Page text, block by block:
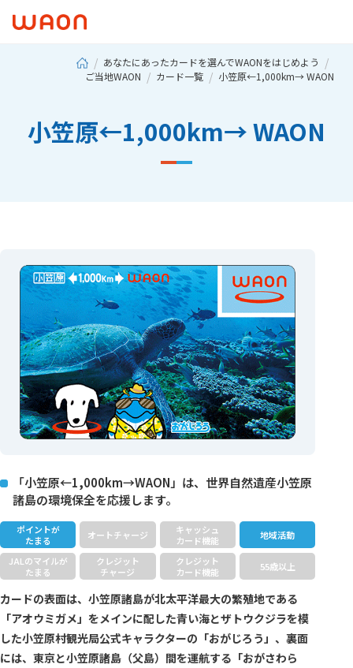
あなたにあったカードを選んでWAONをはじめよう
ご当地WAON
カード一覧 小笠原←1,000km→ WAON
小笠原←1,000km→ WAON
「小笠原←1,000km→WAON」は、世界自然遺産小笠原
諸島の環境保全を応援します。
ポイントが
たまる
オートチャージ
キャッシュ
カード機能
地域活動
JALのマイルが
たまる
クレジット
チャージ
クレジット
カード機能
55歳以上
カードの表面は、小笠原諸島が北太平洋最大の繁殖地である
「アオウミガメ」をメインに配した青い海とザトウクジラを模
した小笠原村観光局公式キャラクターの「おがじろう」、裏面
には、東京と小笠原諸島（父島）間を運航する「おがさわら